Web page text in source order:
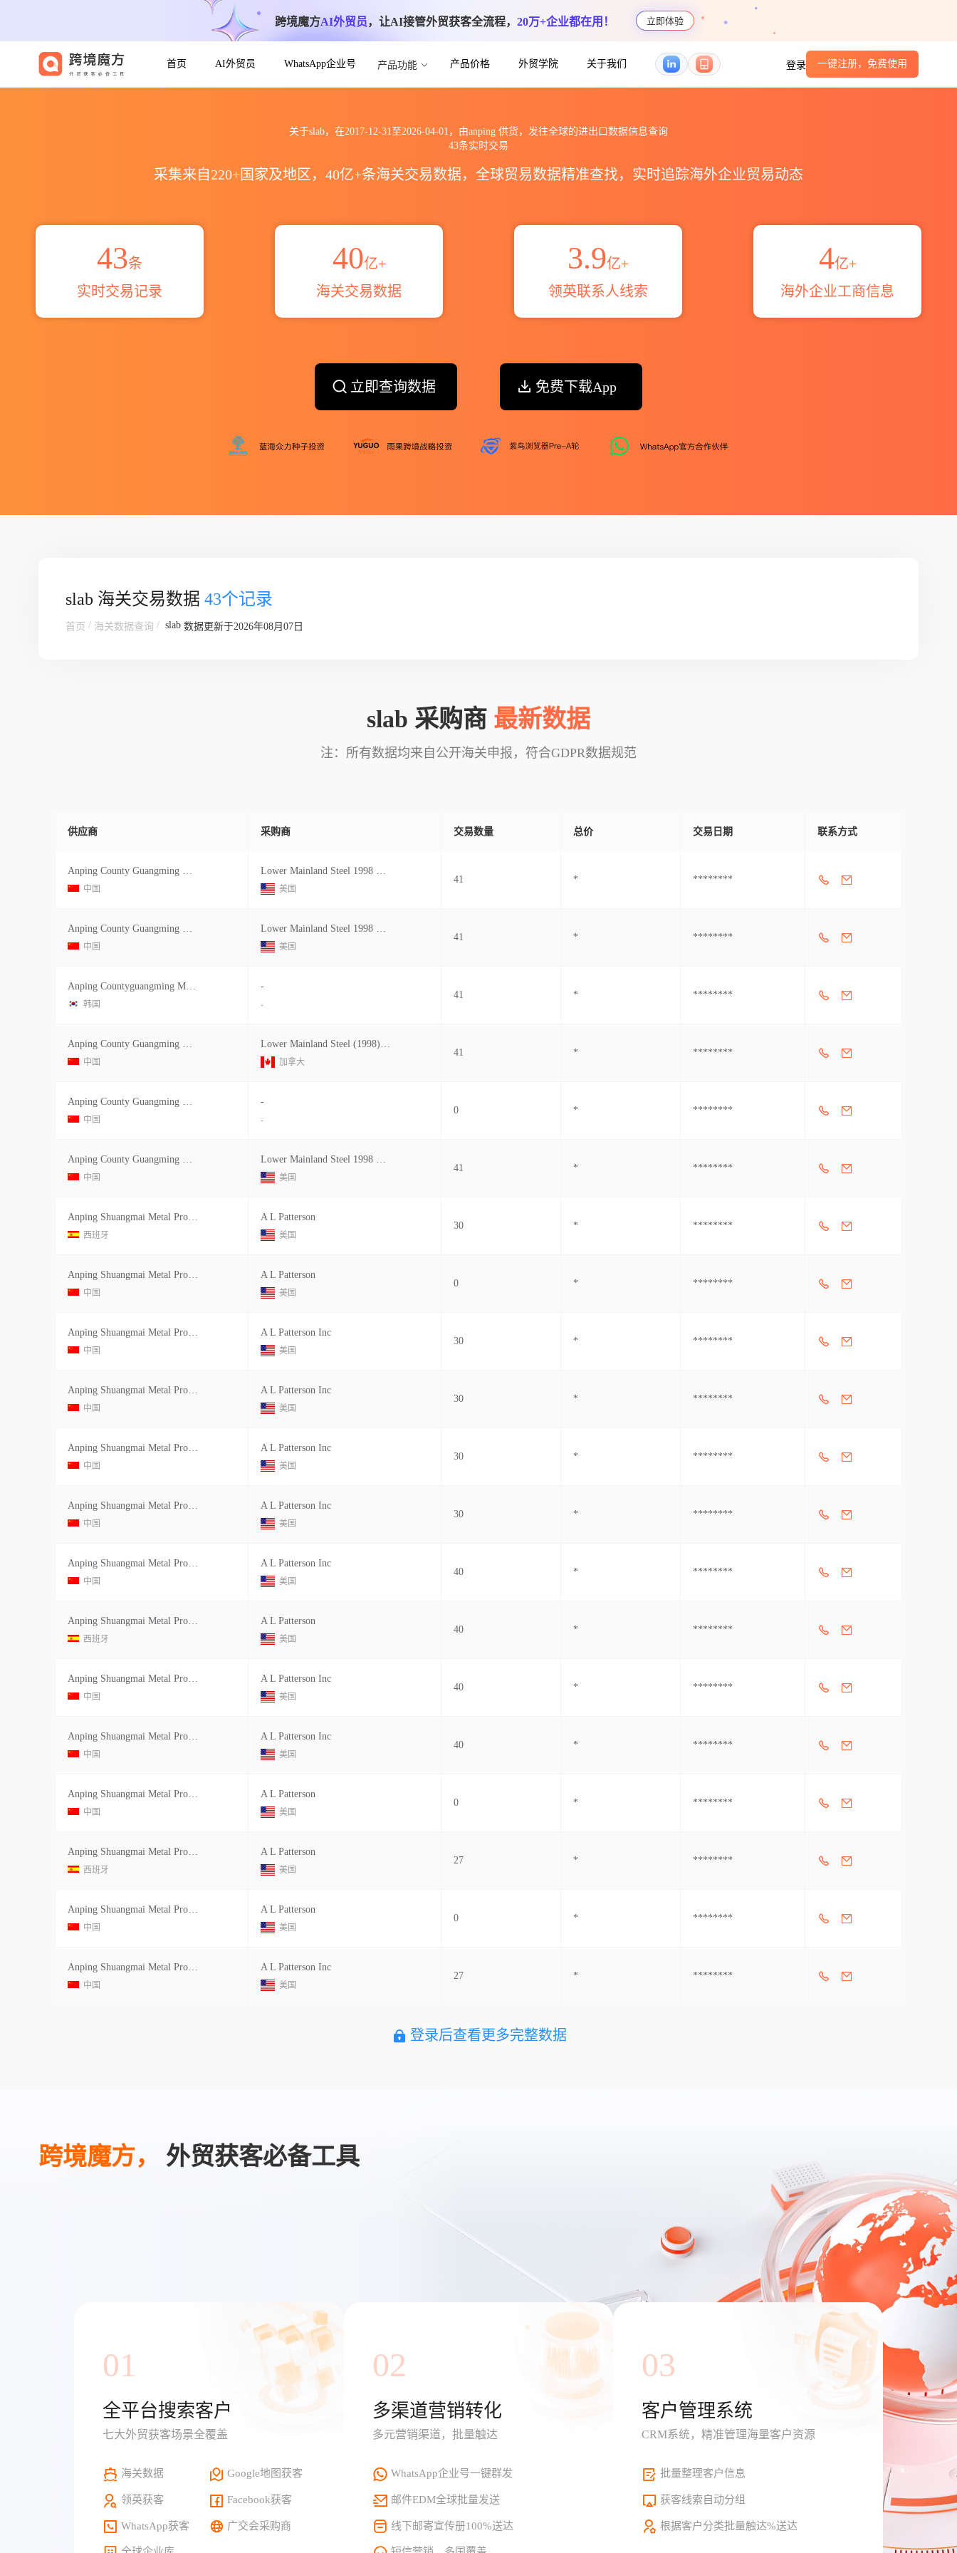
跨境魔方AI外贸员，让AI接管外贸获客全流程， 20万+企业都在用！ 立即体验
首页 AI外贸员 WhatsApp企业号 产品功能 产品价格 外贸学院 关于我们 登录 一键注册，免费使用
关于slab，在2017-12-31至2026-04-01，由anping 供货，发往全球的进出口数据信息查询
43条实时交易
采集来自220+国家及地区，40亿+条海关交易数据，全球贸易数据精准查找，实时追踪海外企业贸易动态
43条
实时交易记录
40亿+
海关交易数据
3.9亿+
领英联系人线索
4亿+
海外企业工商信息
立即查询数据 免费下载App
slab 海关交易数据 43个记录
首页 / 海关数据查询 / slab 数据更新于2026年08月07日
slab 采购商 最新数据
注：所有数据均来自公开海关申报，符合GDPR数据规范
供应商 采购商 交易数量 总价 交易日期 联系方式
Anping County Guangming Metal Produ
中国
Lower Mainland Steel 1998 Limited
美国
41 * ********
Anping County Guangming Metal Produ
中国
Lower Mainland Steel 1998 Limited
美国
41 * ********
Anping Countyguangming Metal Products
韩国
-
-
41 * ********
Anping County Guangming Metal Produ
中国
Lower Mainland Steel (1998) Limited
加拿大
41 * ********
Anping County Guangming Metal Produ
中国
-
-
0 * ********
Anping County Guangming Metal Produ
中国
Lower Mainland Steel 1998 Ltd.
美国
41 * ********
Anping Shuangmai Metal Products Co
西班牙
A L Patterson
美国
30 * ********
Anping Shuangmai Metal Products
中国
A L Patterson
美国
0 * ********
Anping Shuangmai Metal Products Co Ltd
中国
A L Patterson Inc
美国
30 * ********
Anping Shuangmai Metal Products Co Ltd
中国
A L Patterson Inc
美国
30 * ********
Anping Shuangmai Metal Products Co Ltd
中国
A L Patterson Inc
美国
30 * ********
Anping Shuangmai Metal Products Co Ltd
中国
A L Patterson Inc
美国
30 * ********
Anping Shuangmai Metal Products Co Ltd
中国
A L Patterson Inc
美国
40 * ********
Anping Shuangmai Metal Products Co
西班牙
A L Patterson
美国
40 * ********
Anping Shuangmai Metal Products Co Ltd
中国
A L Patterson Inc
美国
40 * ********
Anping Shuangmai Metal Products Co Ltd
中国
A L Patterson Inc
美国
40 * ********
Anping Shuangmai Metal Products
中国
A L Patterson
美国
0 * ********
Anping Shuangmai Metal Products Co
西班牙
A L Patterson
美国
27 * ********
Anping Shuangmai Metal Products
中国
A L Patterson
美国
0 * ********
Anping Shuangmai Metal Products Co Ltd
中国
A L Patterson Inc
美国
27 * ********
登录后查看更多完整数据
跨境魔方， 外贸获客必备工具
01
全平台搜索客户
七大外贸获客场景全覆盖
海关数据 Google地图获客
领英获客 Facebook获客
WhatsApp获客 广交会采购商
02
多渠道营销转化
多元营销渠道，批量触达
WhatsApp企业号一键群发
邮件EDM全球批量发送
线下邮寄宣传册100%送达
03
客户管理系统
CRM系统，精准管理海量客户资源
批量整理客户信息
获客线索自动分组
根据客户分类批量触达%送达